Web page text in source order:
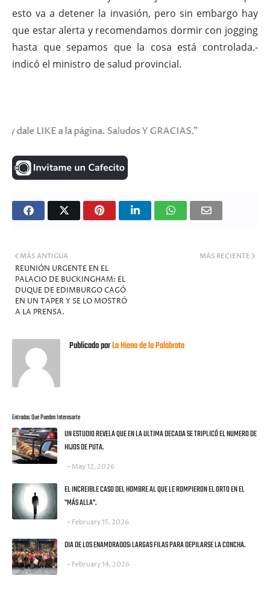
esto va a detener la invasión, pero sin embargo hay
que estar alerta y recomendamos dormir con jogging
hasta que sepamos que la cosa está controlada.-
indicó el ministro de salud provincial.
la página. Saludos Y GRACIAS."
MÁS RECIENTE
MÁS ANTIGUA
REUNIÓN URGENTE EN EL
PALACIO DE BUCKINGHAM: EL
DUQUE DE EDIMBURGO CAGÓ
EN UN TAPER Y SE LO MOSTRÓ
A LA PRENSA.
Publicado porLa Hiena de la Palabrota
Entradas Que Pueden Interesarte
UN ESTUDIO REVELA QUE EN LA ULTIMA DECADA SE TRIPLICÓ EL NUMERO DE
HIJOS DE PUTA.
May 12, 2026
EL INCREIBLE CASO DEL HOMBRE AL QUE LE ROMPIERON EL ORTO EN EL
"MÁS ALLA".
February 15, 2026
DIA DE LOS ENAMORADOS: LARGAS FILAS PARA DEPILARSE LA CONCHA.
February 14, 2026